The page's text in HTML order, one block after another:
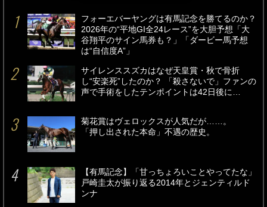
フォーエバーヤングは有馬記念を勝てるのか？
2026年の“平地GI全24レース”を大胆予想「大
谷翔平のサイン馬券も？」「ダービー馬予想
は“自信度A”」
サイレンススズカはなぜ天皇賞・秋で骨折
し“安楽死”したのか？ 「殺さないで」ファンの
声で手術をしたテンポイントは42日後に…
菊花賞はヴェロックスが人気だが……。
「押し出された本命」不遇の歴史。
【有馬記念】「甘っちょろいことやってたな」
戸崎圭太が振り返る2014年とジェンティルド
ンナ